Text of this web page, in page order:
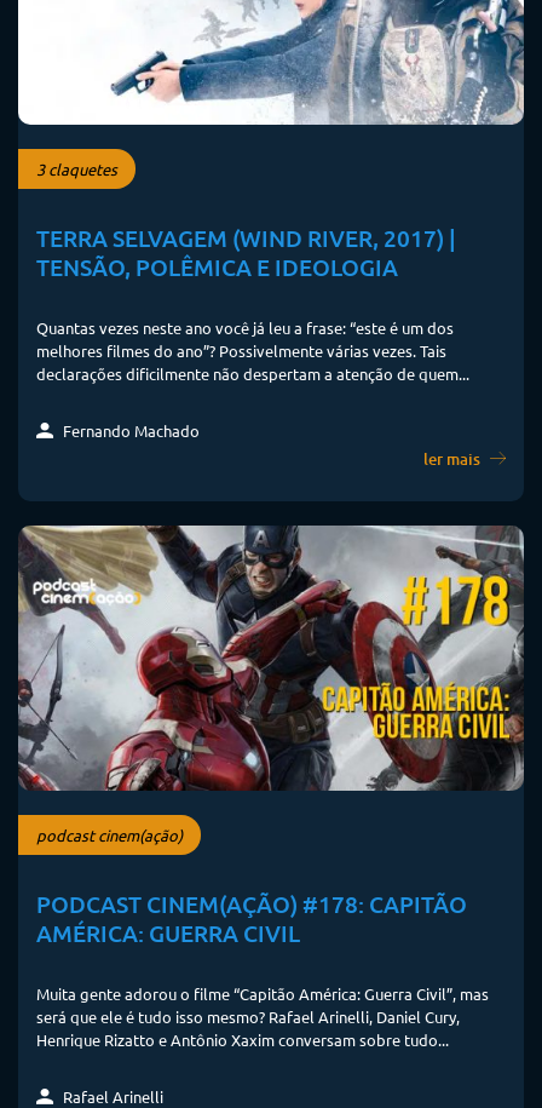
3 claquetes
TERRA SELVAGEM (WIND RIVER, 2017) |
TENSÃO, POLÊMICA E IDEOLOGIA
Quantas vezes neste ano você já leu a frase: “este é um dos
melhores filmes do ano”? Possivelmente várias vezes. Tais
declarações dificilmente não despertam a atenção de quem...
Fernando Machado
ler mais
podcast cinem(ação)
PODCAST CINEM(AÇÃO) #178: CAPITÃO
AMÉRICA: GUERRA CIVIL
Muita gente adorou o filme “Capitão América: Guerra Civil”, mas
será que ele é tudo isso mesmo? Rafael Arinelli, Daniel Cury,
Henrique Rizatto e Antônio Xaxim conversam sobre tudo...
Rafael Arinelli